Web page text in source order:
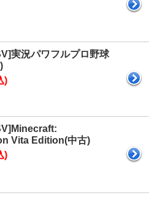
実況パワフルプロ野球
)
Vita Edition(中古)
)